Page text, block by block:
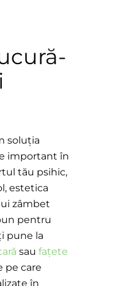
soluția
important în
tău psihic,
estetica
zâmbet
pentru
pune la
sau fațete
pe care
în